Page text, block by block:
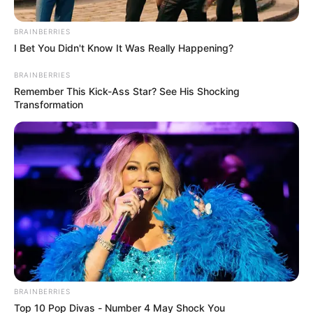
Suministrada.
Joven fue asesinado con un cuchillo en Segovia; su novia
de 14 años es la principal sospechosa
Por:
Yuli Metaute Londoño
Septiembre 5, 2025
BRAINBERRIES
I Bet You Didn't Know It Was Really Happening?
BRAINBERRIES
Remember This Kick-Ass Star? See His Shocking
Transformation
BRAINBERRIES
Top 10 Pop Divas - Number 4 May Shock You